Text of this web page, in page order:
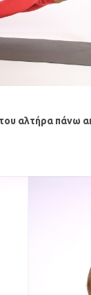
αλτήρα πάνω